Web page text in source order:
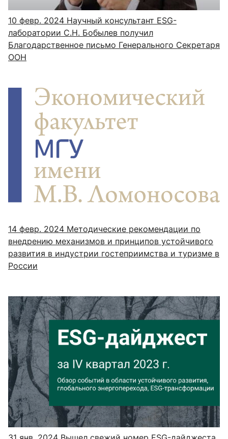
10 февр. 2024 Научный консультант ESG-
лаборатории С.Н. Бобылев получил
Благодарственное письмо Генерального Секретаря
ООН
14 февр. 2024 Методические рекомендации по
внедрению механизмов и принципов устойчивого
развития в индустрии гостеприимства и туризме в
России